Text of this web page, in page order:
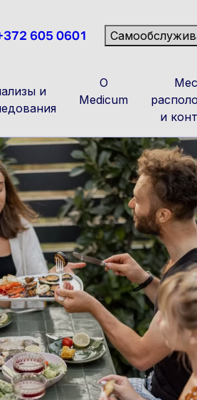
605 0601
и
О
Medicum
и